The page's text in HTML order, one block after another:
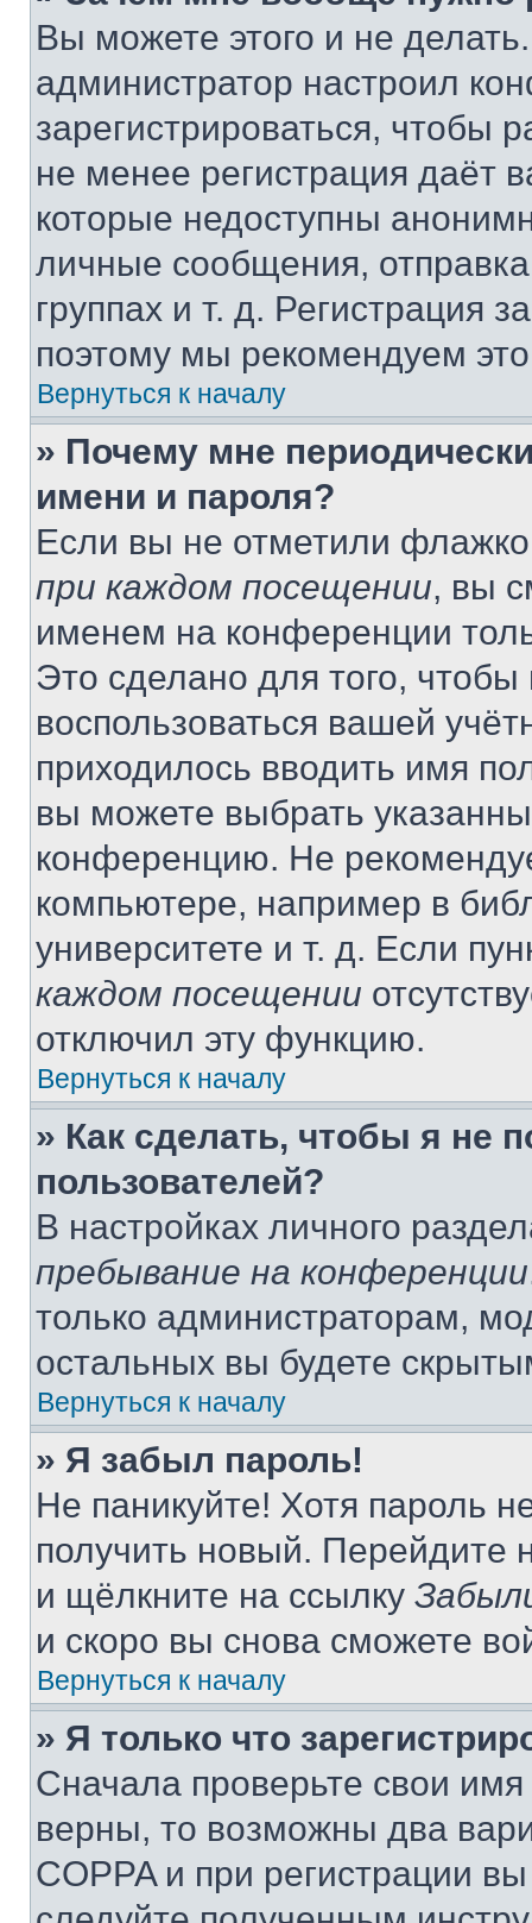
Вы можете этого и не
администратор настроил
зарегистрироваться, чтобы
не менее регистрация даёт
которые недоступны
личные сообщения,
группах и т. д. Регистрация
поэтому мы рекомендуем
Вернуться к началу
» Почему мне
имени и пароля?
Если вы не отметили
при каждом посещении, вы
именем на конференции
Это сделано для того, чтобы
воспользоваться вашей
приходилось вводить имя
вы можете выбрать
конференцию. Не
компьютере, например в
университете и т. д. Если
каждом посещении
отключил эту функцию.
Вернуться к началу
» Как сделать, чтобы я не
пользователей?
В настройках личного
пребывание на конференции
только администраторам,
остальных вы будете
Вернуться к началу
» Я забыл пароль!
Не паникуйте! Хотя пароль
получить новый. Перейдите
и щёлкните на ссылку
и скоро вы снова сможете
Вернуться к началу
» Я только что
Сначала проверьте свои
верны, то возможны два
COPPA и при регистрации